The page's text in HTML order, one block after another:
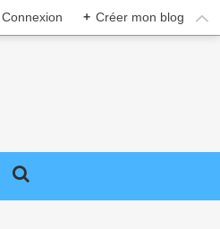
Connexion + Créer mon blog